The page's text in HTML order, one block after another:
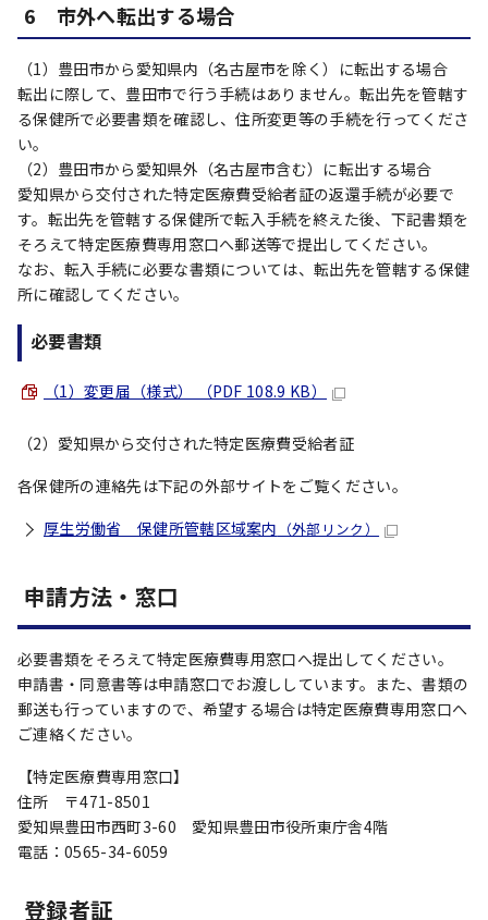
6 市外へ転出する場合
（1）豊田市から愛知県内（名古屋市を除く）に転出する場合
転出に際して、豊田市で行う手続はありません。転出先を管轄す
る保健所で必要書類を確認し、住所変更等の手続を行ってくださ
い。
（2）豊田市から愛知県外（名古屋市含む）に転出する場合
愛知県から交付された特定医療費受給者証の返還手続が必要で
す。転出先を管轄する保健所で転入手続を終えた後、下記書類を
そろえて特定医療費専用窓口へ郵送等で提出してください。
なお、転入手続に必要な書類については、転出先を管轄する保健
所に確認してください。
必要書類
（1）変更届（様式） （PDF 108.9 KB）
（2）愛知県から交付された特定医療費受給者証
各保健所の連絡先は下記の外部サイトをご覧ください。
厚生労働省 保健所管轄区域案内 （外部リンク）
申請方法・窓口
必要書類をそろえて特定医療費専用窓口へ提出してください。
申請書・同意書等は申請窓口でお渡ししています。また、書類の
郵送も行っていますので、希望する場合は特定医療費専用窓口へ
ご連絡ください。
【特定医療費専用窓口】
住所 〒471-8501
愛知県豊田市西町3-60 愛知県豊田市役所東庁舎4階
電話：0565-34-6059
登録者証